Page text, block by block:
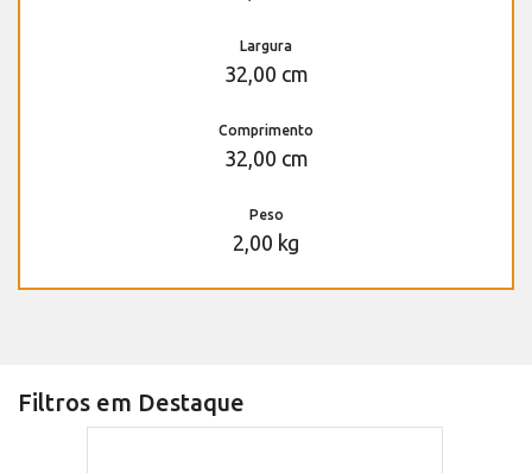
Largura
32,00 cm
Comprimento
32,00 cm
Peso
2,00 kg
Filtros em Destaque